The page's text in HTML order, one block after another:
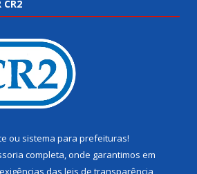
CR2
ou sistema para prefeituras!
completa, onde garantimos em
das leis de transparência